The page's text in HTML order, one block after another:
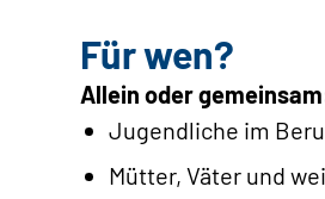
Für wen?
Allein oder
Jugendliche im
Mütter, Väter und